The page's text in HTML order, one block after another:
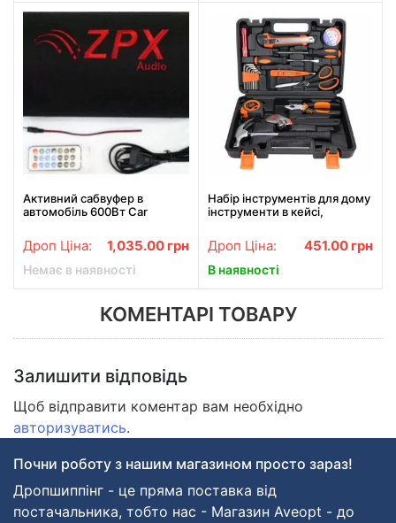
Активний сабвуфер в
автомобіль 600Вт Car
6SUB
Дроп Ціна: 1,035.00 грн
Немає в наявності
Набір інструментів для дому
інструменти в кейсі,
ключ, гайковий ключ 18 в 1
Дроп Ціна: 451.00 грн
В наявності
КОМЕНТАРІ ТОВАРУ
Залишити відповідь
Щоб відправити коментар вам необхідно
авторизуватись.
Почни роботу з нашим магазином просто зараз!
Дропшиппінг - це пряма поставка від
постачальника, тобто нас - Магазин Aveopt - до